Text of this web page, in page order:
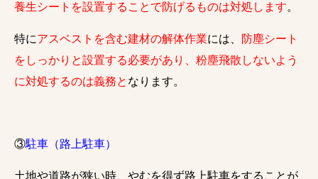
養生シートを設置することで防げるものは対処します。
特にアスベストを含む建材の解体作業には、
防塵シート
をしっかりと設置する必要があり、粉塵飛散しないよう
に対処するのは義務と なります。
③駐車（路上駐車）
土地や道路が狭い時、やむを得ず路上駐車をすることが